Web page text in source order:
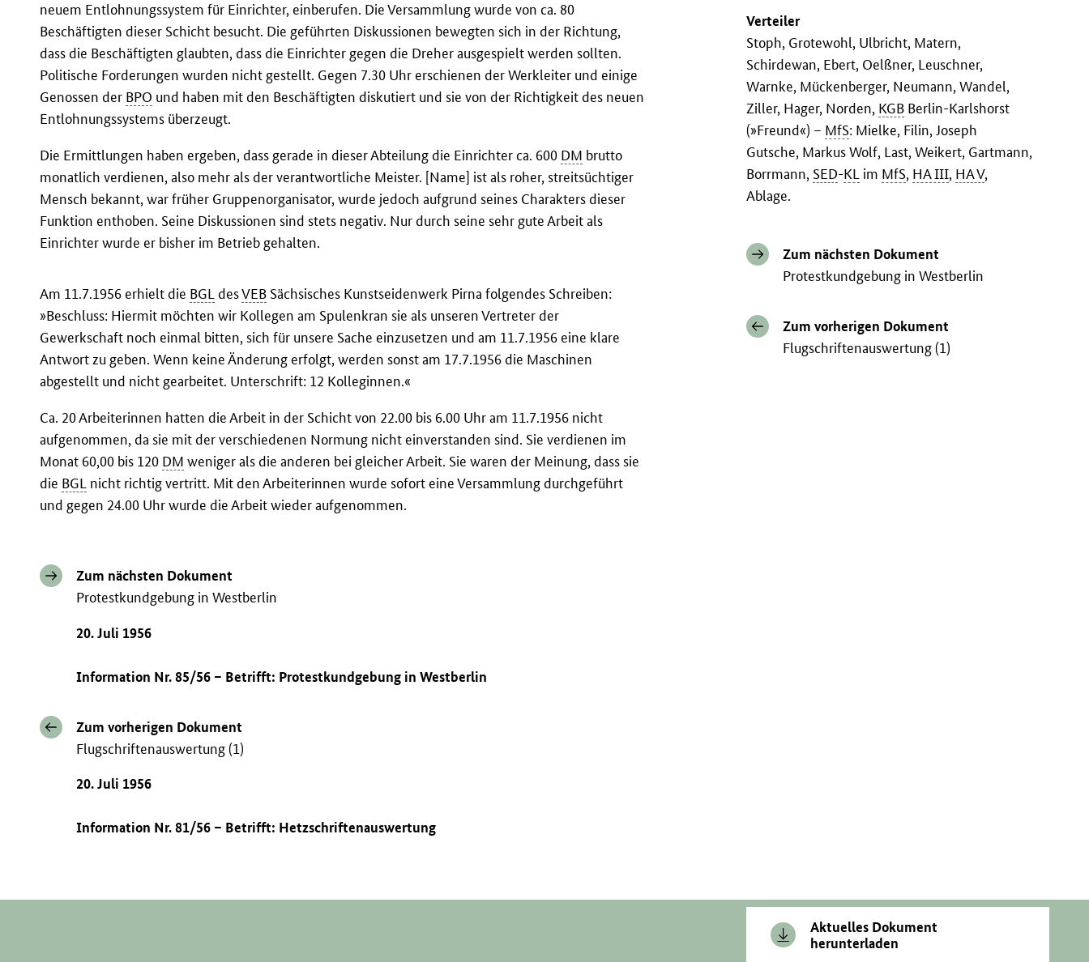
Verteiler
Stoph, Grotewohl, Ulbricht, Matern,
Schirdewan, Ebert, Oelßner, Leuschner,
Warnke, Mückenberger, Neumann, Wandel,
Ziller, Hager, Norden, KGB Berlin-Karlshorst
(»Freund«) – MfS: Mielke, Filin, Joseph
Gutsche, Markus Wolf, Last, Weikert, Gartmann,
Borrmann, SED-KL im MfS, HA III, HA V,
Ablage.
Zum nächsten Dokument
Protestkundgebung in Westberlin
Zum vorherigen Dokument
Flugschriftenauswertung (1)
neuem Entlohnungssystem für Einrichter, einberufen. Die Versammlung wurde von ca. 80
Beschäftigten dieser Schicht besucht. Die geführten Diskussionen bewegten sich in der Richtung,
dass die Beschäftigten glaubten, dass die Einrichter gegen die Dreher ausgespielt werden sollten.
Politische Forderungen wurden nicht gestellt. Gegen 7.30 Uhr erschienen der Werkleiter und einige
Genossen der BPO und haben mit den Beschäftigten diskutiert und sie von der Richtigkeit des neuen
Entlohnungssystems überzeugt.
Die Ermittlungen haben ergeben, dass gerade in dieser Abteilung die Einrichter ca. 600 DM brutto
monatlich verdienen, also mehr als der verantwortliche Meister. [Name] ist als roher, streitsüchtiger
Mensch bekannt, war früher Gruppenorganisator, wurde jedoch aufgrund seines Charakters dieser
Funktion enthoben. Seine Diskussionen sind stets negativ. Nur durch seine sehr gute Arbeit als
Einrichter wurde er bisher im Betrieb gehalten.
Am 11.7.1956 erhielt die BGLdesVEB Sächsisches Kunstseidenwerk Pirna folgendes Schreiben:
»Beschluss: Hiermit möchten wir Kollegen am Spulenkran sie als unseren Vertreter der
Gewerkschaft noch einmal bitten, sich für unsere Sache einzusetzen und am 11.7.1956 eine klare
Antwort zu geben. Wenn keine Änderung erfolgt, werden sonst am 17.7.1956 die Maschinen
abgestellt und nicht gearbeitet. Unterschrift: 12 Kolleginnen.«
Ca. 20 Arbeiterinnen hatten die Arbeit in der Schicht von 22.00 bis 6.00 Uhr am 11.7.1956 nicht
aufgenommen, da sie mit der verschiedenen Normung nicht einverstanden sind. Sie verdienen im
Monat 60,00 bis 120 DM weniger als die anderen bei gleicher Arbeit. Sie waren der Meinung, dass sie
die BGL nicht richtig vertritt. Mit den Arbeiterinnen wurde sofort eine Versammlung durchgeführt
und gegen 24.00 Uhr wurde die Arbeit wieder aufgenommen.
Zum nächsten Dokument
Protestkundgebung in Westberlin
20. Juli 1956
Information Nr. 85/56 – Betrifft: Protestkundgebung in Westberlin
Zum vorherigen Dokument
Flugschriftenauswertung (1)
20. Juli 1956
Information Nr. 81/56 – Betrifft: Hetzschriftenauswertung
Aktuelles Dokument
herunterladen